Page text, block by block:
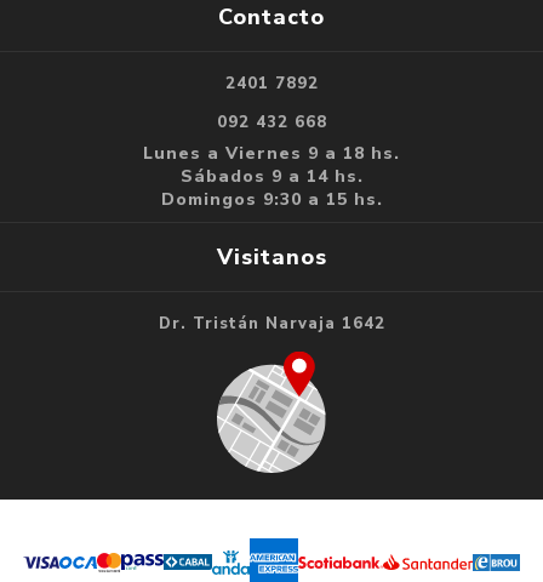
Contacto
2401 7892
092 432 668
Lunes a Viernes 9 a 18 hs.
Sábados 9 a 14 hs.
Domingos 9:30 a 15 hs.
Visitanos
Dr. Tristán Narvaja 1642